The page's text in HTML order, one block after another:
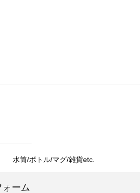
水筒/ボトル/マグ/雑貨etc.
ォーム